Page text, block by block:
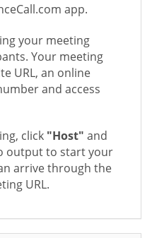
app.
your meeting
Your meeting
URL, an online
and access
click "Host" and
output to start your
arrive through the
URL.